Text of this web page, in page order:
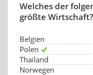
Welches der
größte
Belgien
Polen
Thailand
Norwegen